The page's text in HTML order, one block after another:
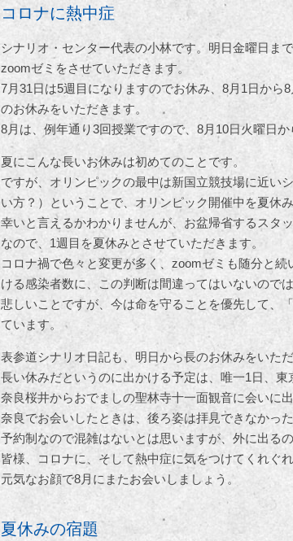
コロナに熱中症
シナリオ・センター代表の小林です。明日金曜日ま
zoomゼミをさせていただきます。
7月31日は5週目になりますのでお休み、8月1日か
のお休みをいただきます。
8月は、例年通り3回授業ですので、8月10日火曜日
夏にこんな長いお休みは初めてのことです。
ですが、オリンピックの最中は新国立競技場に近い
い方？）ということで、オリンピック開催中を夏休
幸いと言えるかわかりませんが、お盆帰省するスタ
なので、1週目を夏休みとさせていただきます。
コロナ禍で色々と変更が多く、zoomゼミも随分と
ける感染者数に、この判断は間違ってはいないのでは
悲しいことですが、今は命を守ることを優先して、
ています。
表参道シナリオ日記も、明日から長のお休みをいただ
長い休みだというのに出かける予定は、唯一1日、東
奈良桜井からおでましの聖林寺十一面観音に会いに出
奈良でお会いしたときは、後ろ姿は拝見できなかっ
予約制なので混雑はないとは思いますが、外に出る
皆様、コロナに、そして熱中症に気をつけてくれぐ
元気なお顔で8月にまたお会いしましょう。
夏休みの宿題